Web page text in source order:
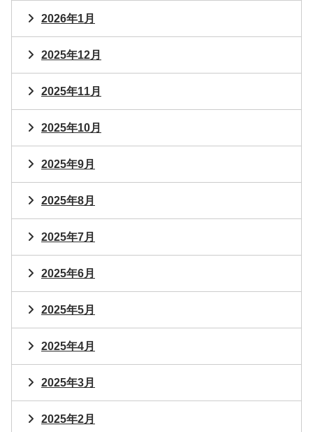
2026年1月
2025年12月
2025年11月
2025年10月
2025年9月
2025年8月
2025年7月
2025年6月
2025年5月
2025年4月
2025年3月
2025年2月